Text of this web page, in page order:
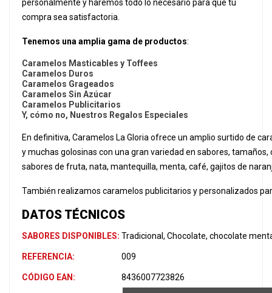
personalmente y haremos todo lo necesario para que tu
compra sea satisfactoria.
Tenemos una amplia gama de productos:
Caramelos Masticables y Toffees
Caramelos Duros
Caramelos Grageados
Caramelos Sin Azúcar
Caramelos Publicitarios
Y, cómo no, Nuestros Regalos Especiales
En definitiva, Caramelos La Gloria ofrece un amplio surtido de
y muchas golosinas con una gran variedad en sabores,
sabores de fruta, nata, mantequilla, menta, café, gajitos de
También realizamos caramelos publicitarios y personalizados
DATOS TÉCNICOS
SABORES DISPONIBLES: Tradicional, Chocolate, chocolate
REFERENCIA: 009
CÓDIGO EAN: 8436007723826